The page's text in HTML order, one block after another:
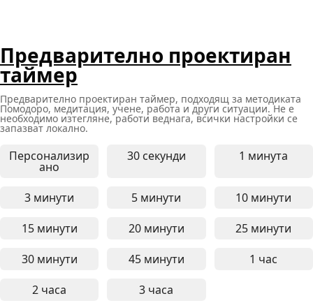
Предварително проектиран
таймер
Предварително проектиран таймер, подходящ за методиката
Помодоро, медитация, учене, работа и други ситуации. Не е
необходимо изтегляне, работи веднага, всички настройки се
запазват локално.
Персонализир
ано
30 секунди
Онлайн таймер за 30
1 минута
Онлайн
3 минути
Онлайн таймер за 3 минути - подходящ за
5 минути
Онлайн таймер за 5
10 минути
Онлайн
15 минути
Онлайн таймер за 15 минути - подходящ за
20 минути
Онлайн таймер за 20
25 минути
Онлайн
30 минути
Онлайн таймер за 30 минути - подходящ за
45 минути
Онлайн таймер за 45
1 час
2 часа
3 часа